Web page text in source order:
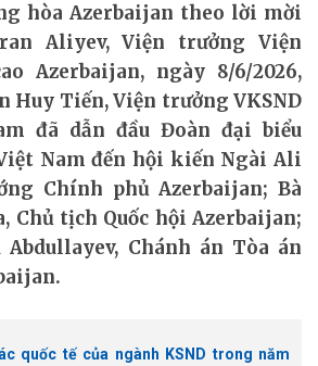
hòa Azerbaijan theo lời mời
Aliyev, Viện trưởng Viện
Azerbaijan, ngày 8/6/2026,
Huy Tiến, Viện trưởng VKSND
đã dẫn đầu Đoàn đại biểu
Nam đến hội kiến Ngài Ali
Chính phủ Azerbaijan; Bà
Chủ tịch Quốc hội Azerbaijan;
Chánh án Tòa án
quốc tế của ngành KSND trong năm